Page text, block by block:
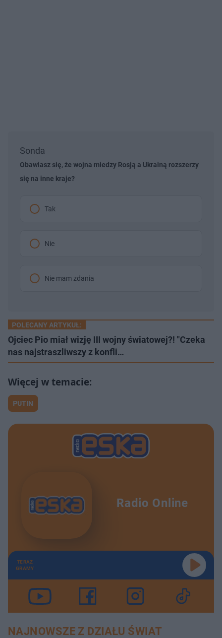
Sonda
Obawiasz się, że wojna miedzy Rosją a Ukrainą rozszerzy
się na inne kraje?
Tak
Nie
Nie mam zdania
POLECANY ARTYKUŁ:
Ojciec Pio miał wizję III wojny światowej?! "Czeka
nas najstraszliwszy z konfli…
PUTIN
Radio Online
TERAZ
GRAMY
NAJNOWSZE Z DZIAŁU ŚWIAT